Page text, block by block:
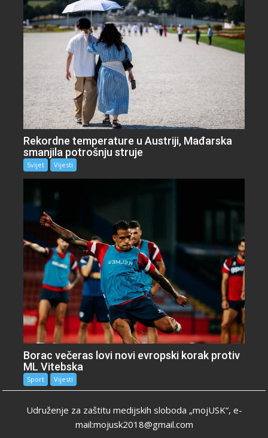
Rekordne temperature u Austriji, Mađarska
smanjila potrošnju struje
Svijet Vijesti
Borac večeras lovi novi evropski korak protiv
ML Vitebska
Sport Vijesti
Udruženje za zaštitu medijskih sloboda „mojUSK“, e-
mail:mojusk2018@gmail.com